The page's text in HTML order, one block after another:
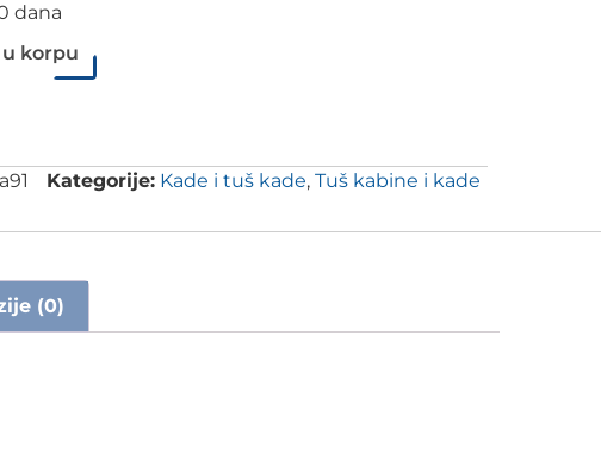
dana
korpu
Kategorije: Kade i tuš kade, Tuš kabine i kade
(0)